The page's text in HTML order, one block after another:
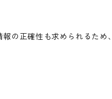
の正確性も求められるため